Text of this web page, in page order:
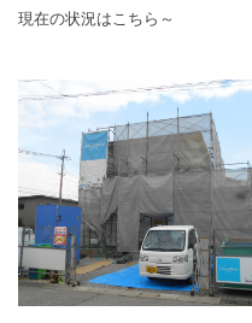
現在の状況はこちら～